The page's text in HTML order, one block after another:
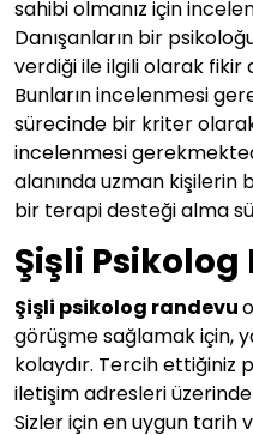
sahibi olmanız için
Danışanların bir
verdiği ile ilgili olarak fikir
Bunların incelenmesi
sürecinde bir kriter
incelenmesi
alanında uzman kişilerin
bir terapi desteği alma
Şişli Psikolog
Şişli psikolog randevu
görüşme sağlamak için,
kolaydır. Tercih ettiğiniz
iletişim adresleri
Sizler için en uygun tarih